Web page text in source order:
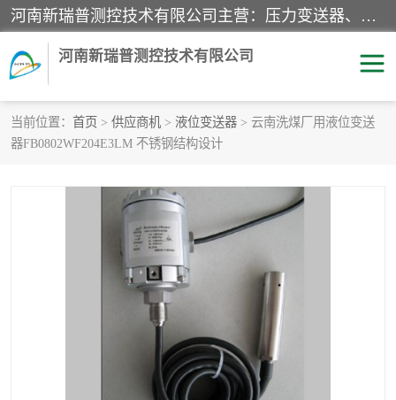
河南新瑞普测控技术有限公司主营：压力变送器、液位变送器、差压变送器、雷达料位计、电容物位计、温度显示控制仪表、电量变送器、流量计、工业自动化系统成套设备。
河南新瑞普测控技术有限公司
当前位置： 首页 > 供应商机 > 液位变送器 > 云南洗煤厂用液位变送
器FB0802WF204E3LM 不锈钢结构设计
霍尼韦尔压力变送器 CS系列变送器
1151/3351产品分类 精巧型压力变送器
雷达料位计
标准型工业压力变送器 罐旁显示仪
温度传感器变送器
电容物位计